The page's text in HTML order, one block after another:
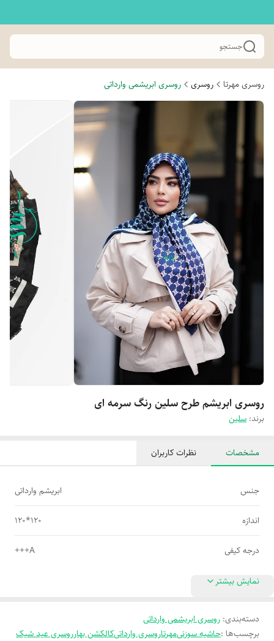
جستجو
روسری مهرتا روسری روسری ابریشمی وارداتی
روسری ابریشم طرح سلین رنگ سرمه ای
برند: سلین
مشخصات نظرات کاربران
جنس ابریشم وارداتی
اندازه 120*120
درجه کیفی A+++
نمایش بیشتر
دسته‌بندی: روسری ابریشمی وارداتی
برچسب‌ها :حاشیه سوزنیمهرتاروسری وارداتیکالکشن بهارروسری عید شیک